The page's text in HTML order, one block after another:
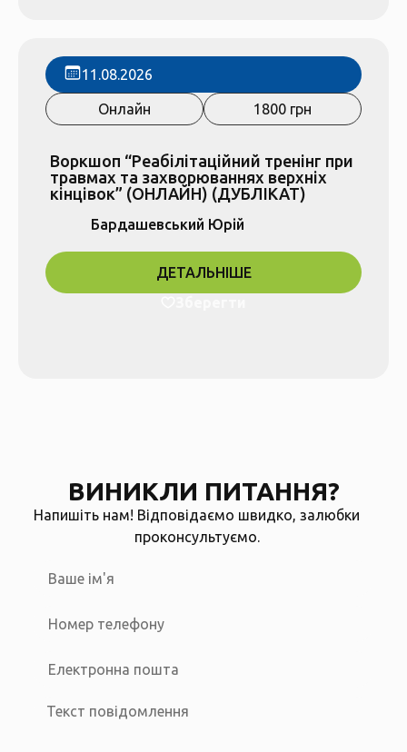
11.08.2026
Онлайн 1800 грн
Воркшоп “Реабілітаційний тренінг при
травмах та захворюваннях верхніх
кінцівок” (ОНЛАЙН) (ДУБЛІКАТ)
Бардашевський Юрій
ДЕТАЛЬНІШЕ
ВИНИКЛИ ПИТАННЯ?
Напишіть нам! Відповідаємо швидко, залюбки
проконсультуємо.